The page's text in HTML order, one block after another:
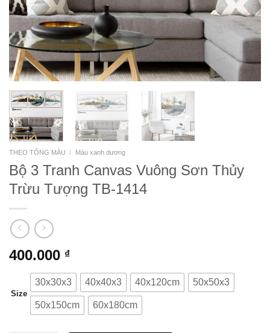
THEO TÔNG MÀU / Màu xanh dương
Bộ 3 Tranh Canvas Vuông Sơn Thủy
Trừu Tượng TB-1414
400.000 ₫
Size
30x30x3 40x40x3 40x120cm 50x50x3
50x150cm 60x180cm